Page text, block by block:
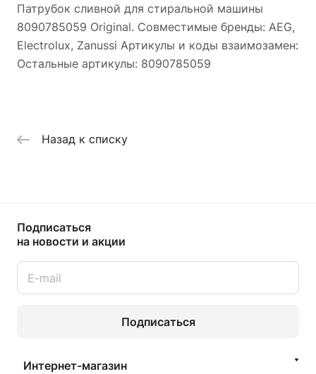
Патрубок сливной для стиральной машины
8090785059 Original. Совместимые бренды: AEG,
Electrolux, Zanussi Артикулы и коды взаимозамен:
Остальные артикулы: 8090785059
Назад к списку
Подписаться
на новости и акции
Подписаться
Интернет-магазин